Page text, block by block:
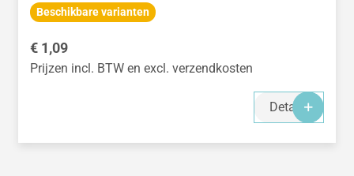
Beschikbare varianten
Normale prijs:
€ 1,09
Prijzen incl. BTW en excl. verzendkosten
Details